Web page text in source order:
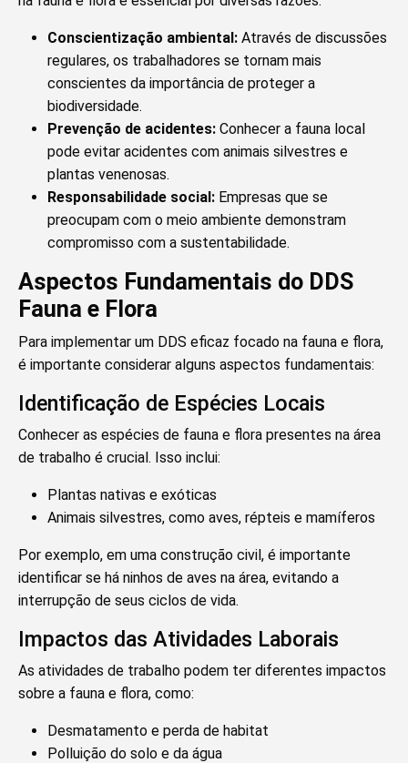
Conscientização ambiental: Através de discussões
regulares, os trabalhadores se tornam mais
conscientes da importância de proteger a
biodiversidade.
Prevenção de acidentes: Conhecer a fauna local
pode evitar acidentes com animais silvestres e
plantas venenosas.
Responsabilidade social: Empresas que se
preocupam com o meio ambiente demonstram
compromisso com a sustentabilidade.
Aspectos Fundamentais do DDS
Fauna e Flora
Para implementar um DDS eficaz focado na fauna e flora,
é importante considerar alguns aspectos fundamentais:
Identificação de Espécies Locais
Conhecer as espécies de fauna e flora presentes na área
de trabalho é crucial. Isso inclui:
Plantas nativas e exóticas
Animais silvestres, como aves, répteis e mamíferos
Por exemplo, em uma construção civil, é importante
identificar se há ninhos de aves na área, evitando a
interrupção de seus ciclos de vida.
Impactos das Atividades Laborais
As atividades de trabalho podem ter diferentes impactos
sobre a fauna e flora, como:
Desmatamento e perda de habitat
Polluição do solo e da água